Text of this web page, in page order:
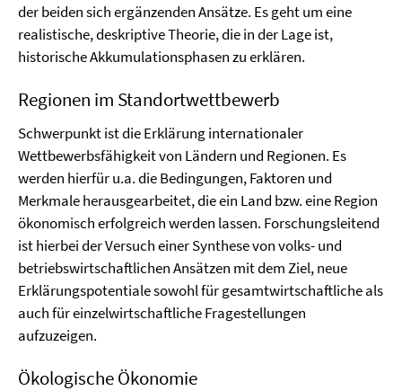
der beiden sich ergänzenden Ansätze. Es geht um eine
realistische, deskriptive Theorie, die in der Lage ist,
historische Akkumulationsphasen zu erklären.
Regionen im Standortwettbewerb
Schwerpunkt ist die Erklärung internationaler
Wettbewerbsfähigkeit von Ländern und Regionen. Es
werden hierfür u.a. die Bedingungen, Faktoren und
Merkmale herausgearbeitet, die ein Land bzw. eine Region
ökonomisch erfolgreich werden lassen. Forschungsleitend
ist hierbei der Versuch einer Synthese von volks- und
betriebswirtschaftlichen Ansätzen mit dem Ziel, neue
Erklärungspotentiale sowohl für gesamtwirtschaftliche als
auch für einzelwirtschaftliche Fragestellungen
aufzuzeigen.
Ökologische Ökonomie